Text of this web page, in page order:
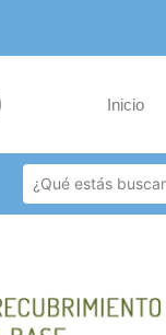
Inicio